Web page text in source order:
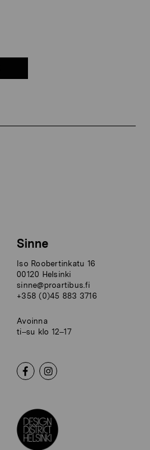
Sinne
Iso Roobertinkatu 16
00120 Helsinki
sinne@proartibus.fi
+358 (0)45 883 3716
Avoinna
ti–su klo 12–17